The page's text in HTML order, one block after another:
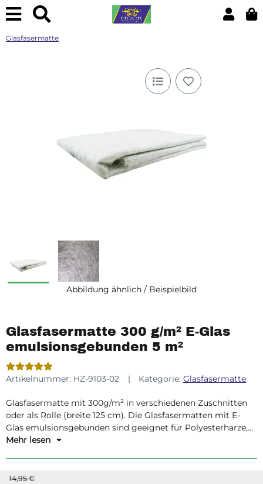
Glasfasermatte
Abbildung ähnlich / Beispielbild
Glasfasermatte 300 g/m² E-Glas
emulsionsgebunden 5 m²
Artikelnummer: HZ-9103-02 Kategorie: Glasfasermatte
Glasfasermatte mit 300g/m² in verschiedenen Zuschnitten
oder als Rolle (breite 125 cm). Die Glasfasermatten mit E-
Glas emulsionsgebunden sind geeignet für Polyesterharze,
Epoxidharze, Vinylesterharze und Acrylharze.
Mehr lesen
14,95 €